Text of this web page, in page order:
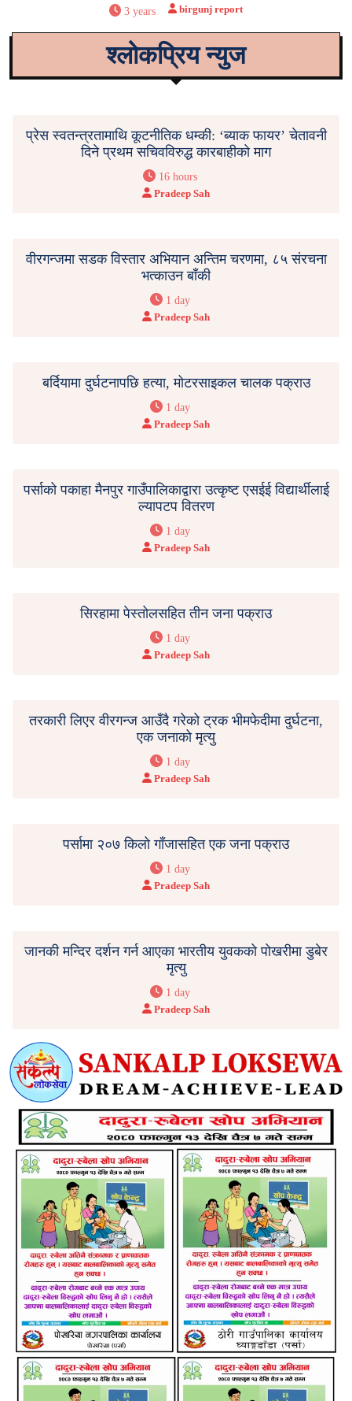
3 years birgunj report
श्लोकप्रिय न्युज
प्रेस स्वतन्त्रतामाथि कूटनीतिक धम्की: ‘ब्याक फायर’ चेतावनी
दिने प्रथम सचिवविरुद्ध कारबाहीको माग
16 hours
Pradeep Sah
वीरगन्जमा सडक विस्तार अभियान अन्तिम चरणमा, ८५ संरचना
भत्काउन बाँकी
1 day
Pradeep Sah
बर्दियामा दुर्घटनापछि हत्या, मोटरसाइकल चालक पक्राउ
1 day
Pradeep Sah
पर्साको पकाहा मैनपुर गाउँपालिकाद्वारा उत्कृष्ट एसईई विद्यार्थीलाई
ल्यापटप वितरण
1 day
Pradeep Sah
सिरहामा पेस्तोलसहित तीन जना पक्राउ
1 day
Pradeep Sah
तरकारी लिएर वीरगन्ज आउँदै गरेको ट्रक भीमफेदीमा दुर्घटना,
एक जनाको मृत्यु
1 day
Pradeep Sah
पर्सामा २०७ किलो गाँजासहित एक जना पक्राउ
1 day
Pradeep Sah
जानकी मन्दिर दर्शन गर्न आएका भारतीय युवकको पोखरीमा डुबेर
मृत्यु
1 day
Pradeep Sah